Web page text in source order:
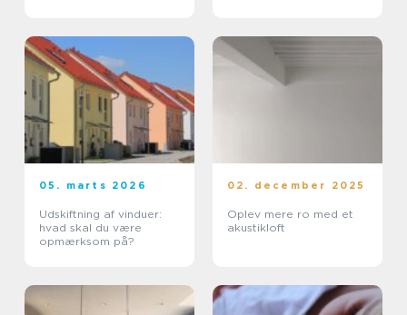
05. marts 2026
Udskiftning af vinduer:
hvad skal du være
opmærksom på?
02. december 2025
Oplev mere ro med et
akustikloft